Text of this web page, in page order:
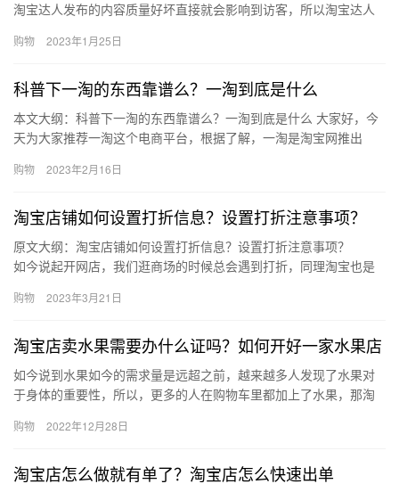
淘宝达人发布的内容质量好坏直接就会影响到访客，所以淘宝达人
提高…
购物 2023年1月25日
科普下一淘的东西靠谱么？一淘到底是什么
本文大纲：科普下一淘的东西靠谱么？一淘到底是什么 大家好，今
天为大家推荐一淘这个电商平台，根据了解，一淘是淘宝网推出
的东西…
购物 2023年2月16日
淘宝店铺如何设置打折信息？设置打折注意事项？
原文大纲：淘宝店铺如何设置打折信息？设置打折注意事项？
如今说起开网店，我们逛商场的时候总会遇到打折，同理淘宝也是
激消…
购物 2023年3月21日
淘宝店卖水果需要办什么证吗？如何开好一家水果店
如今说到水果如今的需求量是远超之前，越来越多人发现了水果对
于身体的重要性，所以，更多的人在购物车里都加上了水果，那淘
吧。一、…
购物 2022年12月28日
淘宝店怎么做就有单了？淘宝店怎么快速出单